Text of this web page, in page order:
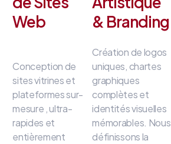
Web
Conception de
sites vitrines et
plateformes sur-
mesure , ultra-
rapides et
entièrement
& Branding
Création de logos
uniques, chartes
graphiques
complètes et
identités visuelles
mémorables. Nous
définissons la